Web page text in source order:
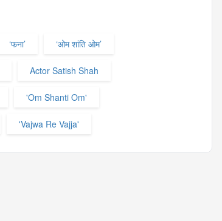
‘फना’ ‘ओम शांति ओम’
Actor Satish Shah
'Om Shanti Om'
'Vajwa Re Vajja'